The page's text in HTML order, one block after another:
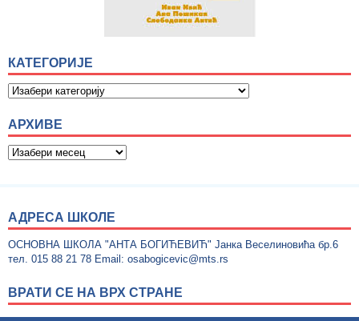
КАТЕГОРИЈЕ
АРХИВЕ
АДРЕСА ШКОЛЕ
ОСНОВНА ШКОЛА "АНТА БОГИЋЕВИЋ" Јанка Веселиновића бр.6
тел. 015 88 21 78 Email: osabogicevic@mts.rs
ВРАТИ СЕ НА ВРХ СТРАНЕ